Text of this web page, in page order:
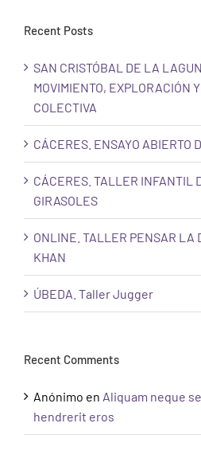
Recent Posts
SAN CRISTÓBAL DE LA
MOVIMIENTO, EXPLORACIÓN
COLECTIVA
CÁCERES. ENSAYO ABIERTO
CÁCERES. TALLER INFANTIL
GIRASOLES
ONLINE. TALLER PENSAR LA
KHAN
ÚBEDA. Taller Jugger
Recent Comments
Anónimo en Aliquam neque
hendrerit eros